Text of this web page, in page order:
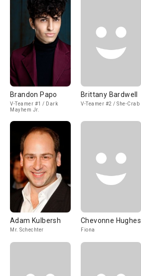
Brandon Papo
V-Teamer #1 / Dark
Mayhem Jr.
Brittany Bardwell
V-Teamer #2 / She-Crab
Adam Kulbersh
Mr. Schechter
Chevonne Hughes
Fiona